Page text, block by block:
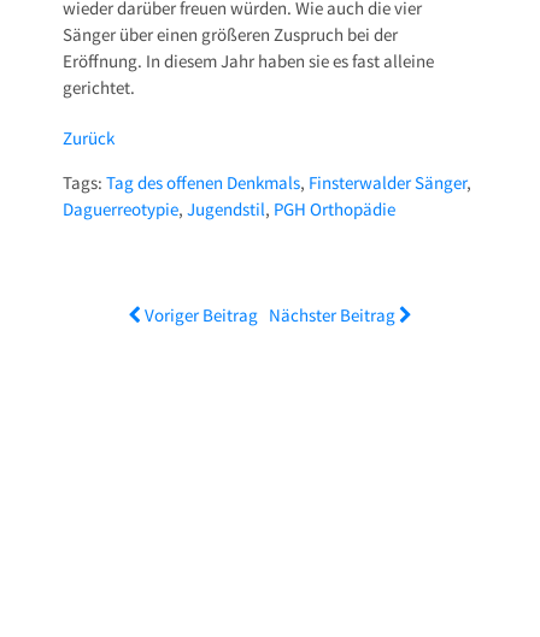
wieder darüber freuen würden. Wie auch die vier
Sänger über einen größeren Zuspruch bei der
Eröffnung. In diesem Jahr haben sie es fast alleine
gerichtet.
Zurück
Tags:Tag des offenen Denkmals, Finsterwalder Sänger,
Daguerreotypie,Jugendstil, PGH Orthopädie
Voriger Beitrag Nächster Beitrag